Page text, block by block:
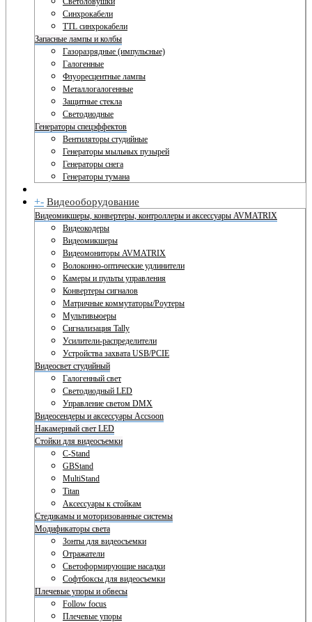
Синхрокабели
TTL синхрокабели
Запасные лампы и колбы
Газоразрядные (импульсные)
Галогенные
Флуоресцентные лампы
Металлогалогенные
Защитные стекла
Светодиодные
Генераторы спецэффектов
Вентиляторы студийные
Генераторы мыльных пузырей
Генераторы снега
Генераторы тумана
+- Видеооборудование
Видеомикшеры, конвертеры, контроллеры и аксессуары AVMATRIX
Видеокодеры
Видеомикшеры
Видеомониторы AVMATRIX
Волоконно-оптические удлинители
Камеры и пульты управления
Конвертеры сигналов
Матричные коммутаторы/Роутеры
Мультивьюеры
Сигнализация Tally
Усилители-распределители
Устройства захвата USB/PCIE
Видеосвет студийный
Галогенный свет
Светодиодный LED
Управление светом DMX
Видеосендеры и аксессуары Accsoon
Накамерный свет LED
Стойки для видеосъемки
C-Stand
GBStand
MultiStand
Titan
Аксессуары к стойкам
Стедикамы и моторизованные системы
Модификаторы света
Зонты для видеосъемки
Отражатели
Светоформирующие насадки
Софтбоксы для видеосъемки
Плечевые упоры и обвесы
Follow focus
Плечевые упоры